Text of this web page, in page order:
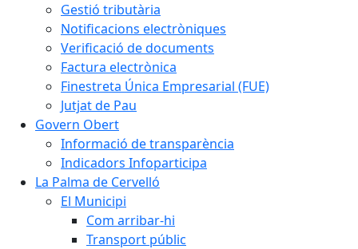
Gestió tributària
Notificacions electròniques
Verificació de documents
Factura electrònica
Finestreta Única Empresarial (FUE)
Jutjat de Pau
Govern Obert
Informació de transparència
Indicadors Infoparticipa
La Palma de Cervelló
El Municipi
Com arribar-hi
Transport públic